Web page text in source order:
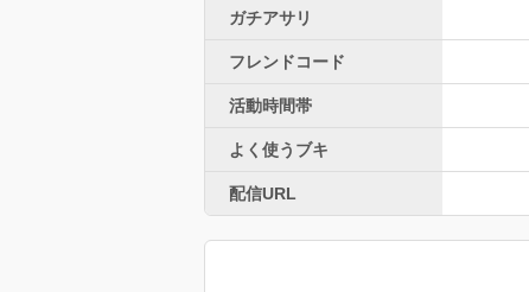
ガチアサリ
フレンドコード
活動時間帯
よく使うブキ
配信URL